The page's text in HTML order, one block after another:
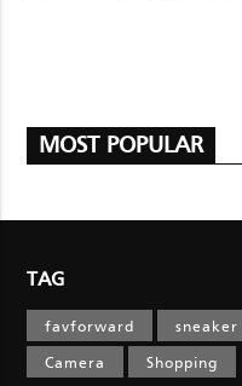
MOST POPULAR
TAG
favforward sneaker
Camera
Shopping